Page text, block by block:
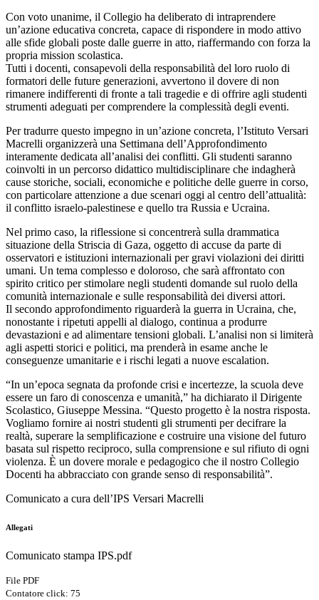
Con voto unanime, il Collegio ha deliberato di intraprendere
un’azione educativa concreta, capace di rispondere in modo attivo
alle sfide globali poste dalle guerre in atto, riaffermando con forza la
propria mission scolastica.
Tutti i docenti, consapevoli della responsabilità del loro ruolo di
formatori delle future generazioni, avvertono il dovere di non
rimanere indifferenti di fronte a tali tragedie e di offrire agli studenti
strumenti adeguati per comprendere la complessità degli eventi.
Per tradurre questo impegno in un’azione concreta, l’Istituto Versari
Macrelli organizzerà una Settimana dell’Approfondimento
interamente dedicata all’analisi dei conflitti. Gli studenti saranno
coinvolti in un percorso didattico multidisciplinare che indagherà
cause storiche, sociali, economiche e politiche delle guerre in corso,
con particolare attenzione a due scenari oggi al centro dell’attualità:
il conflitto israelo-palestinese e quello tra Russia e Ucraina.
Nel primo caso, la riflessione si concentrerà sulla drammatica
situazione della Striscia di Gaza, oggetto di accuse da parte di
osservatori e istituzioni internazionali per gravi violazioni dei diritti
umani. Un tema complesso e doloroso, che sarà affrontato con
spirito critico per stimolare negli studenti domande sul ruolo della
comunità internazionale e sulle responsabilità dei diversi attori.
Il secondo approfondimento riguarderà la guerra in Ucraina, che,
nonostante i ripetuti appelli al dialogo, continua a produrre
devastazioni e ad alimentare tensioni globali. L’analisi non si limiterà
agli aspetti storici e politici, ma prenderà in esame anche le
conseguenze umanitarie e i rischi legati a nuove escalation.
“In un’epoca segnata da profonde crisi e incertezze, la scuola deve
essere un faro di conoscenza e umanità,” ha dichiarato il Dirigente
Scolastico, Giuseppe Messina. “Questo progetto è la nostra risposta.
Vogliamo fornire ai nostri studenti gli strumenti per decifrare la
realtà, superare la semplificazione e costruire una visione del futuro
basata sul rispetto reciproco, sulla comprensione e sul rifiuto di ogni
violenza. È un dovere morale e pedagogico che il nostro Collegio
Docenti ha abbracciato con grande senso di responsabilità”.
Comunicato a cura dell’IPS Versari Macrelli
Allegati
Comunicato stampa IPS.pdf
File PDF
Contatore click: 75